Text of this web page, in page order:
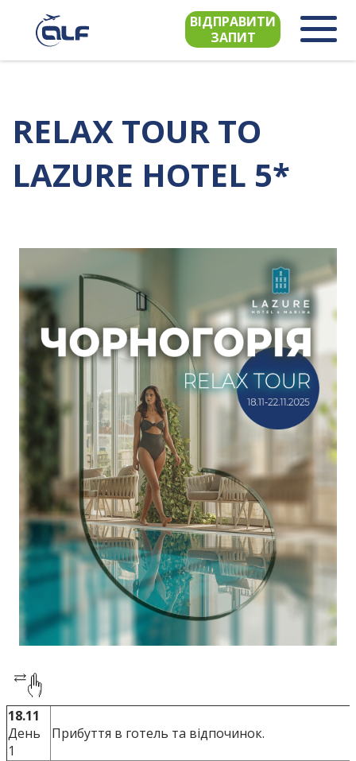
ВІДПРАВИТИ
ЗАПИТ
RELAX TOUR TO
LAZURE HOTEL 5*
18.11
День
1
Прибуття в готель та відпочинок.